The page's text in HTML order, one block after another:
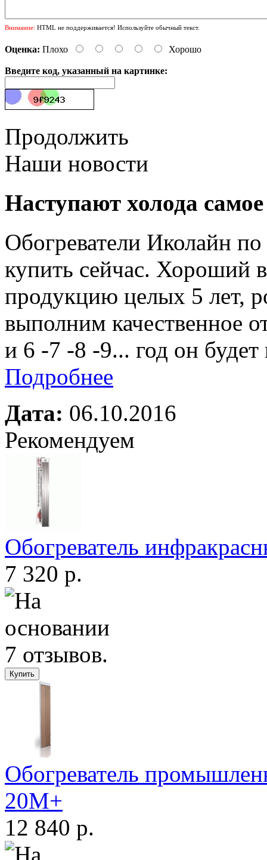
Внимание: HTML не поддерживается! Используйте обычный текст.
Оценка: Плохо Хорошо
Введите код, указанный на картинке:
Продолжить
Наши новости
Наступают холода
Обогреватели Иколайн
купить сейчас. Хороший
продукцию целых 5 лет,
выполним качественное
и 6 -7 -8 -9... год он
Подробнее
Дата: 06.10.2016
Рекомендуем
Обогреватель
7 320 р.
Обогреватель
20M+
12 840 р.